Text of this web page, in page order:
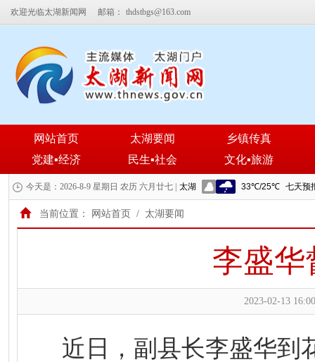
欢迎光临太湖新闻网 邮箱： thdstbgs@163.com
网站首页 太湖要闻
乡镇传真
党建▪经济
民生▪社会 文化▪旅游
今天是：2026-8-9 星期日 农历 六月廿七 |
当前位置： 网站首页 / 太湖要闻
李盛华
2023-02-13
近日，副县长李盛华到